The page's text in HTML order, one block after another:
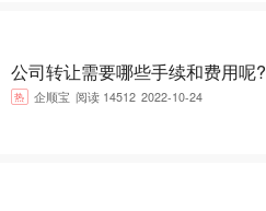
公司转让需要哪些手续和费用呢?
热 企顺宝 阅读 14512 2022-10-24